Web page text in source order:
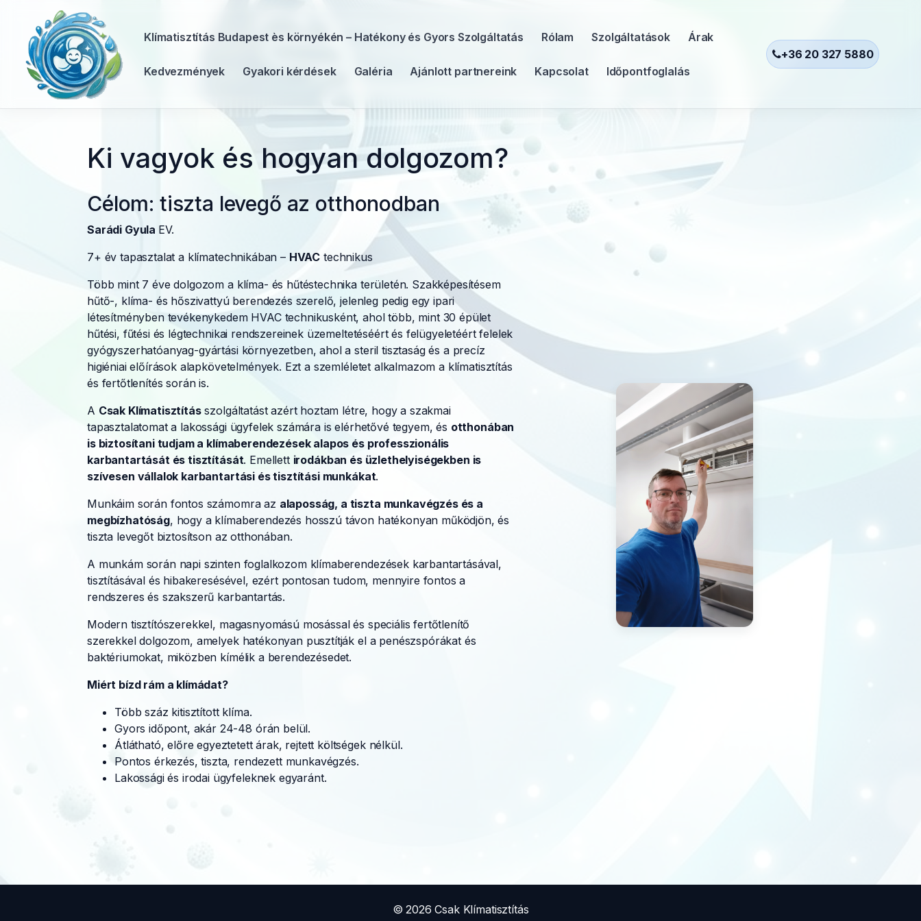
Klímatisztítás Budapest ès környékén – Hatékony és Gyors Szolgáltatás Rólam Szolgáltatások Árak
Kedvezmények Gyakori kérdések Galéria Ajánlott partnereink Kapcsolat Időpontfoglalás
+36 20 327 5880
Ki vagyok és hogyan dolgozom?
Célom: tiszta levegő az otthonodban
Sarádi Gyula EV.
7+ év tapasztalat a klímatechnikában – HVAC technikus
Több mint 7 éve dolgozom a klíma- és hűtéstechnika területén. Szakképesítésem
hűtő-, klíma- és hőszivattyú berendezés szerelő, jelenleg pedig egy ipari
létesítményben tevékenykedem HVAC technikusként, ahol több, mint 30 épület
hűtési, fűtési és légtechnikai rendszereinek üzemeltetéséért és felügyeletéért felelek
gyógyszerhatóanyag-gyártási környezetben, ahol a steril tisztaság és a precíz
higiéniai előírások alapkövetelmények. Ezt a szemléletet alkalmazom a klímatisztítás
és fertőtlenítés során is.
A Csak Klímatisztításszolgáltatást azért hoztam létre, hogy a szakmai
tapasztalatomat a lakossági ügyfelek számára is elérhetővé tegyem, és otthonában
is biztosítani tudjam a klímaberendezések alapos és professzionális
karbantartását és tisztítását. Emellett irodákban és üzlethelyiségekben is
szívesen vállalok karbantartási és tisztítási munkákat.
Munkáim során fontos számomra az alaposság, a tiszta munkavégzés és a
megbízhatóság, hogy a klímaberendezés hosszú távon hatékonyan működjön, és
tiszta levegőt biztosítson az otthonában.
A munkám során napi szinten foglalkozom klímaberendezések karbantartásával,
tisztításával és hibakeresésével, ezért pontosan tudom, mennyire fontos a
rendszeres és szakszerű karbantartás.
Modern tisztítószerekkel, magasnyomású mosással és speciális fertőtlenítő
szerekkel dolgozom, amelyek hatékonyan pusztítják el a penészspórákat és
baktériumokat, miközben kímélik a berendezésedet.
Miért bízd rám a klímádat?
Több száz kitisztított klíma.
Gyors időpont, akár 24-48 órán belül.
Átlátható, előre egyeztetett árak, rejtett költségek nélkül.
Pontos érkezés, tiszta, rendezett munkavégzés.
Lakossági és irodai ügyfeleknek egyaránt.
© 2026 Csak Klímatisztítás